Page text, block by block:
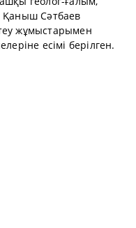
Қаныш Сәтбаев
жұмыстарымен
есімі берілген.